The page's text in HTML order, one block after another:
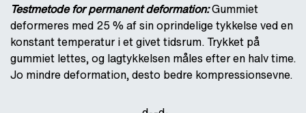
Testmetode for permanent deformation:Gummiet
deformeres med 25 % af sin oprindelige tykkelse ved en
konstant temperatur i et givet tidsrum. Trykket på
gummiet lettes, og lagtykkelsen måles efter en halv time.
Jo mindre deformation, desto bedre kompressionsevne.